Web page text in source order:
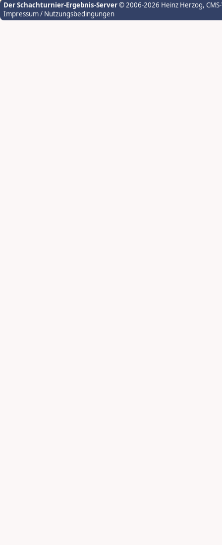
Der Schachturnier-Ergebnis-Server© 2006-2026 Heinz Herzog,
Impressum / Nutzungsbedingungen